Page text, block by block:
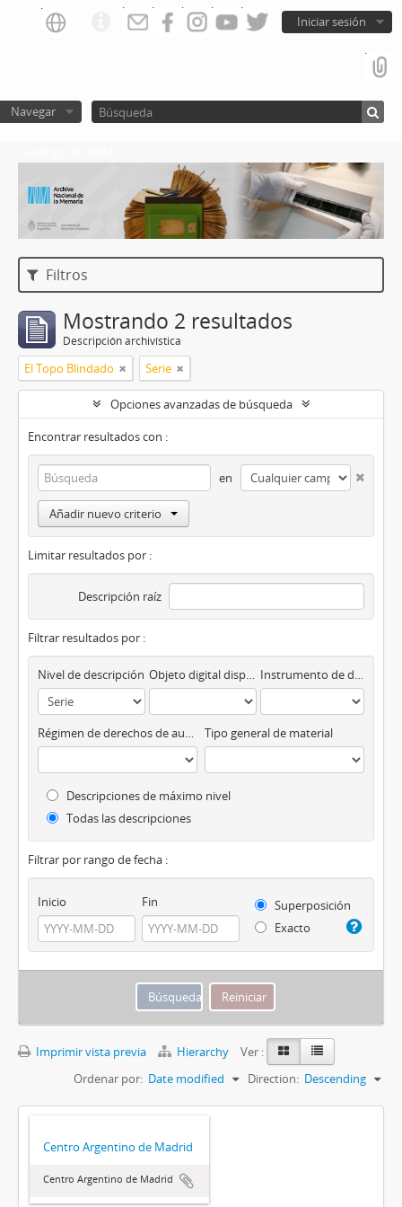
Iniciar sesión
Navegar
Filtros
Mostrando 2 resultados
Descripción archivística
El Topo Blindado Serie
Opciones avanzadas de búsqueda
Encontrar resultados con :
en
Añadir nuevo criterio
Limitar resultados por :
Descripción raíz
Filtrar resultados por :
Nivel de descripción Objeto digital disponibles Instrumento de descripción
Régimen de derechos de autor Tipo general de material
Descripciones de máximo nivel
Todas las descripciones
Filtrar por rango de fecha :
Inicio Fin
Superposición
Exacto
Imprimir vista previa Hierarchy
Ver :
Ordenar por: Date modified Direction: Descending
Centro Argentino de Madrid
Centro Argentino de Madrid